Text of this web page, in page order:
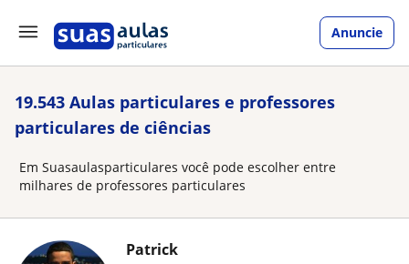
Anuncie
19.543 Aulas particulares e professores
particulares de ciências
Em Suasaulasparticulares você pode escolher entre
milhares de professores particulares
Patrick